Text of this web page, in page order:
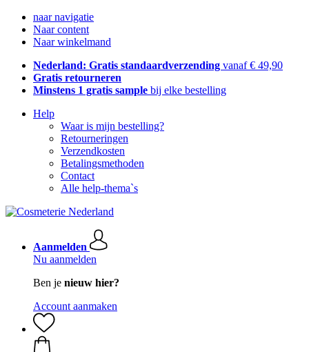
naar navigatie
Naar content
Naar winkelmand
Nederland: Gratis standaardverzending vanaf € 49,90
Gratis retourneren
Minstens 1 gratis sample bij elke bestelling
Help
Waar is mijn bestelling?
Retourneringen
Verzendkosten
Betalingsmethoden
Contact
Alle help-thema`s
Aanmelden
Nu aanmelden
Ben je nieuw hier?
Account aanmaken